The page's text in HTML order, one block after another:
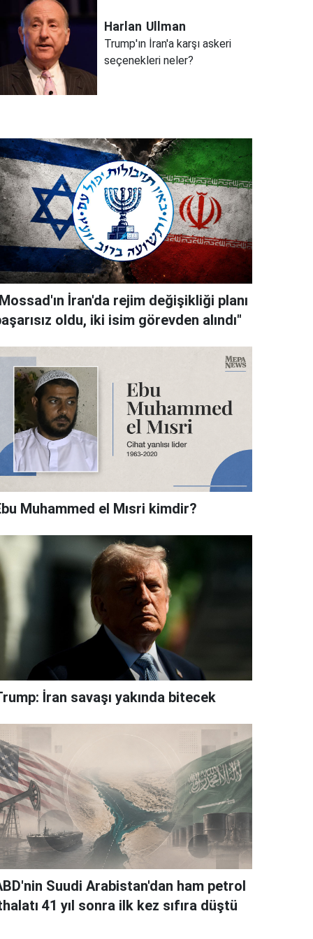
Harlan Ullman
Trump'ın İran'a karşı askeri
seçenekleri neler?
İran'da rejim değişikliği planı
oldu, iki isim görevden alındı"
Muhammed el Mısri kimdir?
İran savaşı yakında bitecek
Suudi Arabistan'dan ham petrol
41 yıl sonra ilk kez sıfıra düştü